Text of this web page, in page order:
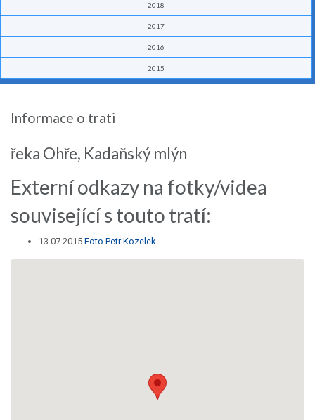
2018
2017
2016
2015
Informace o trati
řeka Ohře, Kadaňský mlýn
Externí odkazy na fotky/videa
související s touto tratí:
13.07.2015 Foto Petr Kozelek